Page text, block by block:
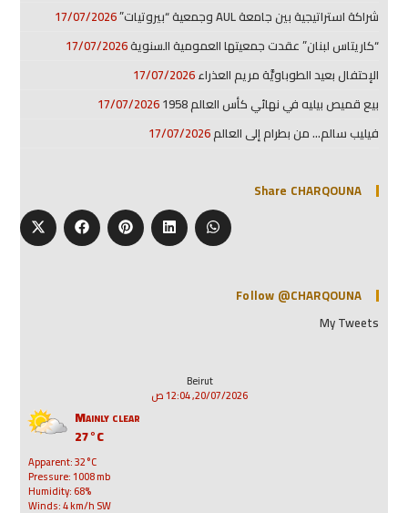
شراكة استراتيجية بين جامعة AUL وجمعية “بيروتيات”
17/07/2026
“كاريتاس لبنان” عقدت جمعيتها العمومية السنوية17/07/2026
الإحتفال بعيد الطوباويَّة مريم العذراء17/07/2026
بيع قميص بيليه في نهائي كأس العالم 1958
17/07/2026
فيليب سالم… من بطرام إلى العالم17/07/2026
Share CHARQOUNA
Follow @CHARQOUNA
My Tweets
Beirut
20/07/2026, 12:04 ص
Mainly clear
27°C
Apparent: 32°C
Pressure: 1008 mb
Humidity: 68%
Winds: 4 km/h SW